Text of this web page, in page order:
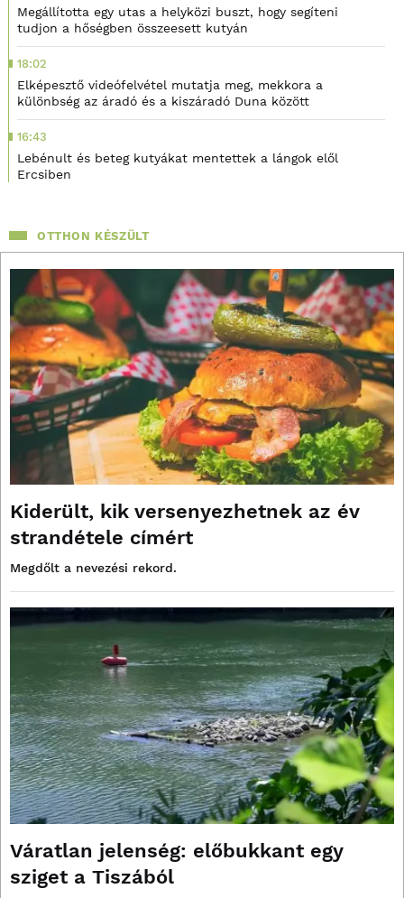
Megállította egy utas a helyközi buszt, hogy segíteni
tudjon a hőségben összeesett kutyán
18:02
Elképesztő videófelvétel mutatja meg, mekkora a
különbség az áradó és a kiszáradó Duna között
16:43
Lebénult és beteg kutyákat mentettek a lángok elől
Ercsiben
OTTHON KÉSZÜLT
Kiderült, kik versenyezhetnek az év
strandétele címért
Megdőlt a nevezési rekord.
Váratlan jelenség: előbukkant egy
sziget a Tiszából